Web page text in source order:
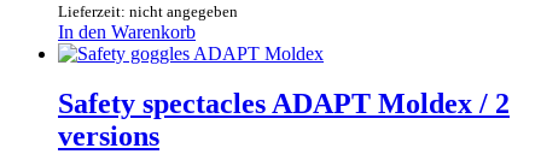
Lieferzeit: nicht angegeben
In den Warenkorb
Safety spectacles ADAPT Moldex / 2
versions